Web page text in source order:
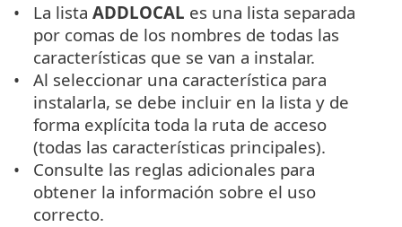
La listaADDLOCAL es una lista separada
por comas de los nombres de todas las
características que se van a instalar.
Al seleccionar una característica para
instalarla, se debe incluir en la lista y de
forma explícita toda la ruta de acceso
(todas las características principales).
Consulte las reglas adicionales para
obtener la información sobre el uso
correcto.